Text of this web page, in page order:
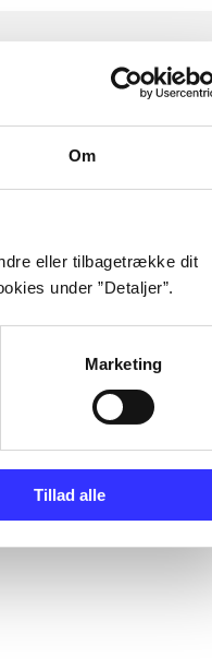
Om
eller tilbagetrække dit
under ”Detaljer”.
Marketing
Tillad alle